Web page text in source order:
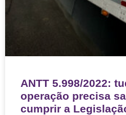
ANTT 5.998/2022:
operação precisa
cumprir a